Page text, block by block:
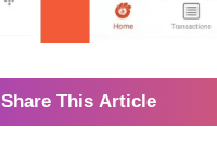
Share This Article